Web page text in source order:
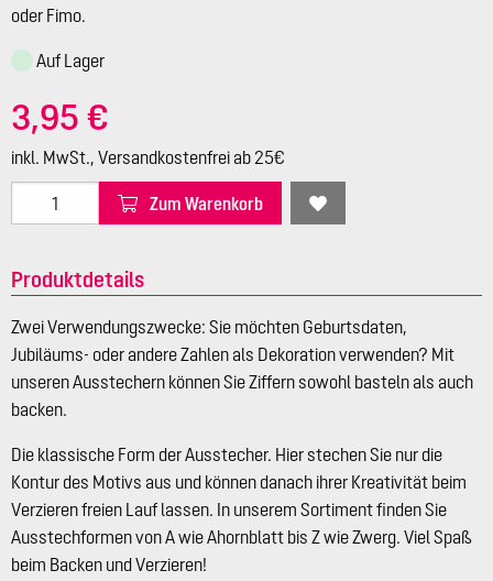
oder Fimo.
Auf Lager
3,95 €
inkl. MwSt., Versandkostenfrei ab 25€
Zum Warenkorb
Produktdetails
Zwei Verwendungszwecke: Sie möchten Geburtsdaten,
Jubiläums- oder andere Zahlen als Dekoration verwenden? Mit
unseren Ausstechern können Sie Ziffern sowohl basteln als auch
backen.
Die klassische Form der Ausstecher. Hier stechen Sie nur die
Kontur des Motivs aus und können danach ihrer Kreativität beim
Verzieren freien Lauf lassen. In unserem Sortiment finden Sie
Ausstechformen von A wie Ahornblatt bis Z wie Zwerg. Viel Spaß
beim Backen und Verzieren!